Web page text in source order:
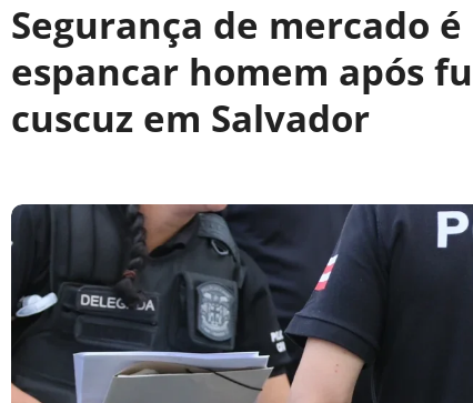
Segurança de mercado
espancar homem após
cuscuz em Salvador